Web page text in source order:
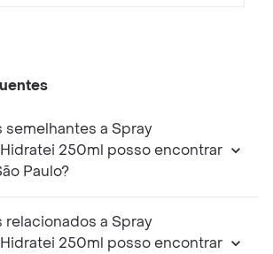
a Spray
250ml posso encontrar
Paulo?
a Spray
250ml posso encontrar